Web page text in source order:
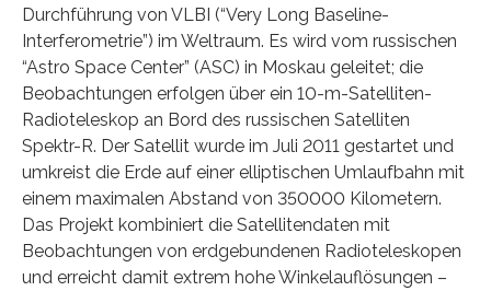
Durchführung von VLBI (“Very Long Baseline-
Interferometrie”) im Weltraum. Es wird vom russischen
“Astro Space Center” (ASC) in Moskau geleitet; die
Beobachtungen erfolgen über ein 10-m-Satelliten-
Radioteleskop an Bord des russischen Satelliten
Spektr-R. Der Satellit wurde im Juli 2011 gestartet und
umkreist die Erde auf einer elliptischen Umlaufbahn mit
einem maximalen Abstand von 350000 Kilometern.
Das Projekt kombiniert die Satellitendaten mit
Beobachtungen von erdgebundenen Radioteleskopen
und erreicht damit extrem hohe Winkelauflösungen –